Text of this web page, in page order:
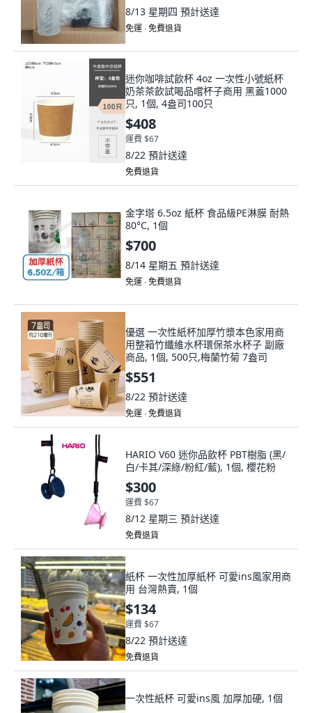
8/13 星期四 預計送達
免運 ∙ 免費退貨
迷你咖啡試飲杯 4oz 一次性小號紙杯
奶茶茶飲試喝品嚐杯子商用 黑蓋1000
只, 1個, 4盎司100只
$408
運費 $67
8/22 預計送達
免費退貨
金字塔 6.5oz 紙杯 食品級PE淋膜 耐熱
80°C, 1個
$700
8/14 星期五 預計送達
免運 ∙ 免費退貨
優選 一次性紙杯加厚竹漿本色家用商
用整箱竹纖維水杯環保茶水杯子 副廠
商品, 1個, 500只,梅蘭竹菊 7盎司
$551
8/22 預計送達
免運 ∙ 免費退貨
HARIO V60 迷你品飲杯 PBT樹脂 (黑/
白/卡其/深綠/粉紅/藍), 1個, 櫻花粉
$300
運費 $67
8/12 星期三 預計送達
免費退貨
紙杯 一次性加厚紙杯 可愛ins風家用商
用 台灣熱賣, 1個
$134
運費 $67
8/22 預計送達
免費退貨
一次性紙杯 可愛ins風 加厚加硬, 1個